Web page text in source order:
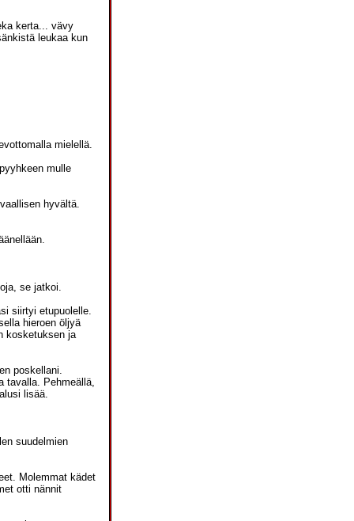
kerta... vävy
leukaa kun
mielellä.
mulle
hyvältä.
se jatkoi.
siirtyi etupuolelle.
hieroen öljyä
kosketuksen ja
poskellani.
tavalla. Pehmeällä,
lisää.
suudelmien
Molemmat kädet
otti nännit